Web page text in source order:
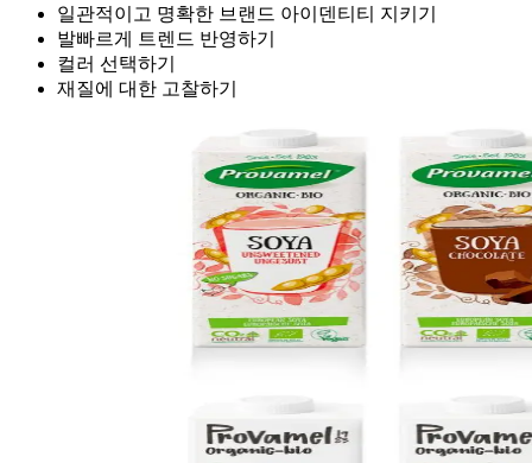
일관적이고 명확한 브랜드 아이덴티티 지키기
발빠르게 트렌드 반영하기
컬러 선택하기
재질에 대한 고찰하기